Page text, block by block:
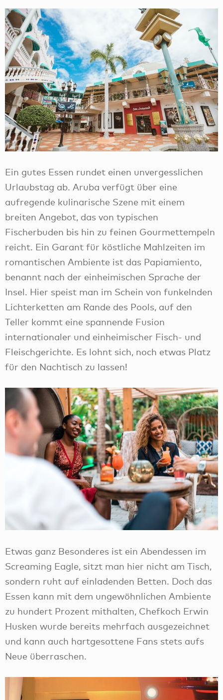
Ein gutes Essen rundet einen unvergesslichen
Urlaubstag ab. Aruba verfügt über eine
aufregende kulinarische Szene mit einem
breiten Angebot, das von typischen
Fischerbuden bis hin zu feinen Gourmettempeln
reicht. Ein Garant für köstliche Mahlzeiten im
romantischen Ambiente ist das Papiamiento,
benannt nach der einheimischen Sprache der
Insel. Hier speist man im Schein von funkelnden
Lichterketten am Rande des Pools, auf den
Teller kommt eine spannende Fusion
internationaler und einheimischer Fisch- und
Fleischgerichte. Es lohnt sich, noch etwas Platz
für den Nachtisch zu lassen!
Etwas ganz Besonderes ist ein Abendessen im
Screaming Eagle, sitzt man hier nicht am Tisch,
sondern ruht auf einladenden Betten. Doch das
Essen kann mit dem ungewöhnlichen Ambiente
zu hundert Prozent mithalten, Chefkoch Erwin
Husken wurde bereits mehrfach ausgezeichnet
und kann auch hartgesottene Fans stets aufs
Neue überraschen.